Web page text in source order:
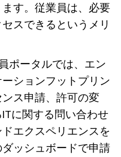
す。従業員は、必要
スできるというメリ
ポータルでは、エン
ションフットプリン
ス申請、許可の変
に関する問い合わせ
エクスペリエンスを
ッシュボードで申請